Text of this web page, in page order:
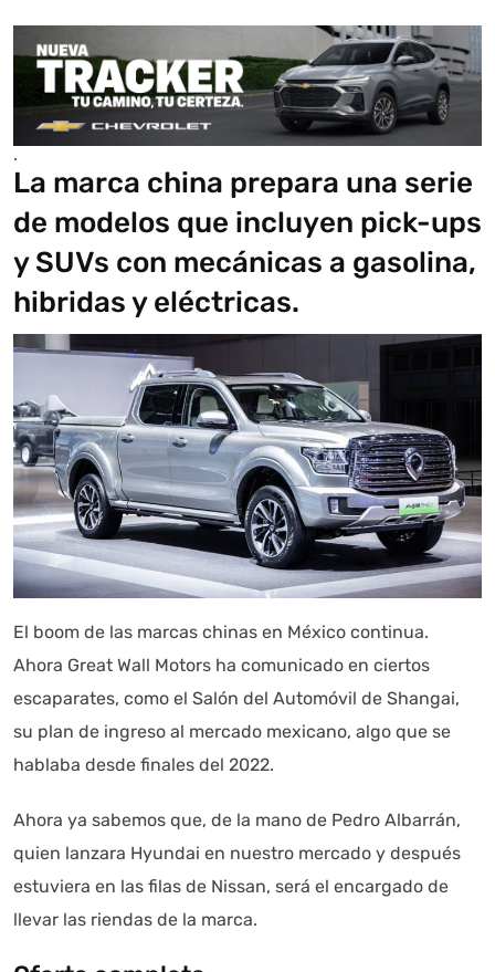
.
La marca china prepara una serie
de modelos que incluyen pick-ups
y SUVs con mecánicas a gasolina,
hibridas y eléctricas.
El boom de las marcas chinas en México continua.
Ahora Great Wall Motors ha comunicado en ciertos
escaparates, como el Salón del Automóvil de Shangai,
su plan de ingreso al mercado mexicano, algo que se
hablaba desde finales del 2022.
Ahora ya sabemos que, de la mano de Pedro Albarrán,
quien lanzara Hyundai en nuestro mercado y después
estuviera en las filas de Nissan, será el encargado de
llevar las riendas de la marca.